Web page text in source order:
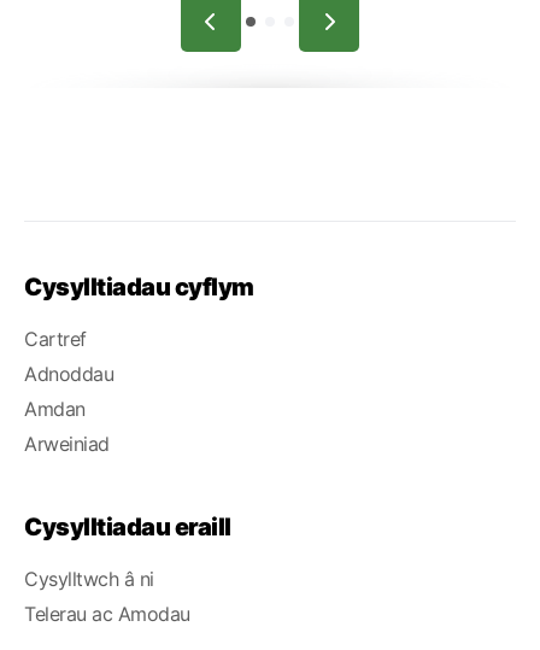
Cysylltiadau cyflym
Cartref
Adnoddau
Amdan
Arweiniad
Cysylltiadau eraill
Cysylltwch â ni
Telerau ac Amodau